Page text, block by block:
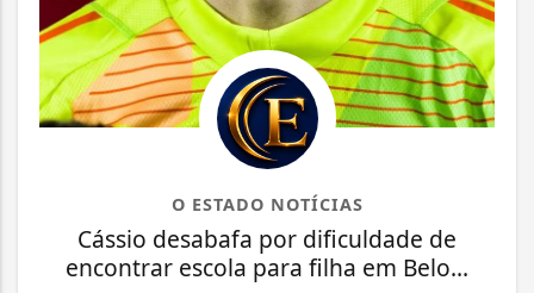
O ESTADO NOTÍCIAS
Cássio desabafa por dificuldade de
encontrar escola para filha em Belo...